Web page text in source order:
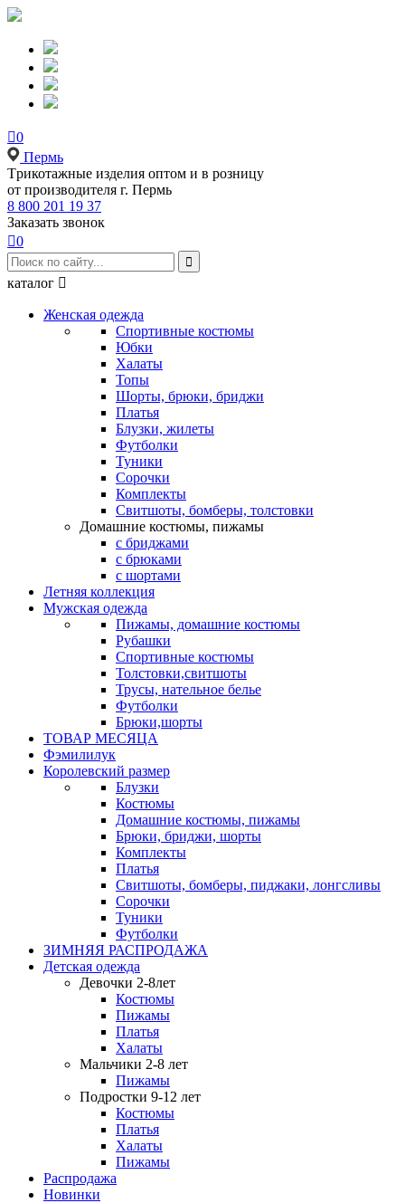
0
Пермь
Tрикотажные изделия оптом и в розницу
от производителя г. Пермь
8 800 201 19 37
Заказать звонок
0

каталог 
Женская одежда
Спортивные костюмы
Юбки
Халаты
Топы
Шорты, брюки, бриджи
Платья
Блузки, жилеты
Футболки
Туники
Сорочки
Комплекты
Свитшоты, бомберы, толстовки
Домашние костюмы, пижамы
с бриджами
с брюками
с шортами
Летняя коллекция
Мужская одежда
Пижамы, домашние костюмы
Рубашки
Спортивные костюмы
Толстовки,свитшоты
Трусы, нательное белье
Футболки
Брюки,шорты
ТОВАР МЕСЯЦА
Фэмилилук
Королевский размер
Блузки
Костюмы
Домашние костюмы, пижамы
Брюки, бриджи, шорты
Комплекты
Платья
Свитшоты, бомберы, пиджаки, лонгсливы
Сорочки
Туники
Футболки
ЗИМНЯЯ РАСПРОДАЖА
Детская одежда
Девочки 2-8лет
Костюмы
Пижамы
Платья
Халаты
Мальчики 2-8 лет
Пижамы
Подростки 9-12 лет
Костюмы
Платья
Халаты
Пижамы
Распродажа
Новинки